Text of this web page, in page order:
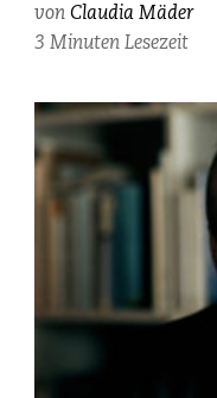
vonClaudia Mäder
3 Minuten Lesezeit